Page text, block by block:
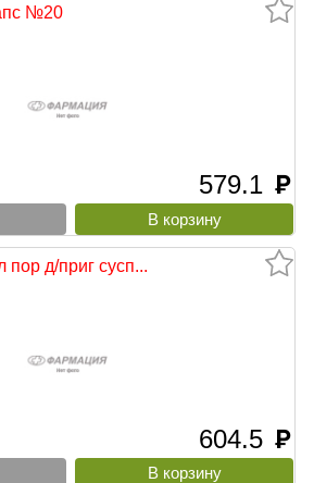
№20
579.1 руб
д/приг сусп...
604.5 руб